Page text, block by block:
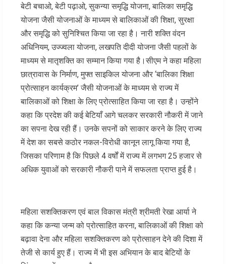
बेटी बचाओ, बेटी पढ़ाओ, सुकन्या समृद्धि योजना, बालिका समृद्धि
योजना जैसी योजनाओं के माध्यम से बालिकाओं की शिक्षा, सुरक्षा
और समृद्धि को सुनिश्चित किया जा रहा है। नारी शक्ति वंदन
अधिनियम, उज्ज्वला योजना, लखपति दीदी योजना जैसी पहलों के
माध्यम से मातृशक्ति का सम्मान किया गया है।सीएम ने कहा महिला
छात्रावास के निर्माण, मुफ्त साइकिल योजना और ‘बालिका शिक्षा
प्रोत्साहन कार्यक्रम’ जैसी योजनाओं के माध्यम से राज्य में
बालिकाओं को शिक्षा के लिए प्रोत्साहित किया जा रहा है। उन्होंने
कहा कि प्रदेश की कई बेटियाँ आगे चलकर सरकारी नौकरी में जाने
का सपना देख रही हैं। उनके सपनों को साकार करने के लिए राज्य
में देश का सबसे कठोर नकल-विरोधी कानून लागू किया गया है,
जिसका परिणाम है कि पिछले 4 वर्षों में राज्य में लगभग 25 हजार से
अधिक युवाओं को सरकारी नौकरी पाने में सफलता प्राप्त हुई है।
महिला सशक्तिकरण एवं बाल विकास मंत्री श्रीमती रेखा आर्या ने
कहा कि कन्या जन्म को प्रोत्साहित करना, बालिकाओं की शिक्षा को
बढ़ावा देना और महिला सशक्तिकरण को प्रोत्साहन देने की दिशा में
तेजी से कार्य हुए हैं। राज्य में भी इस अभियान के बाद बेटियों के